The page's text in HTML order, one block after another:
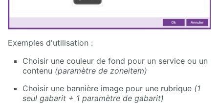
Exemples d'utilisation :
Choisir une couleur de fond pour un service ou un
contenu (paramètre de zoneitem)
Choisir une bannière image pour une rubrique (1
seul gabarit + 1 paramètre de gabarit)